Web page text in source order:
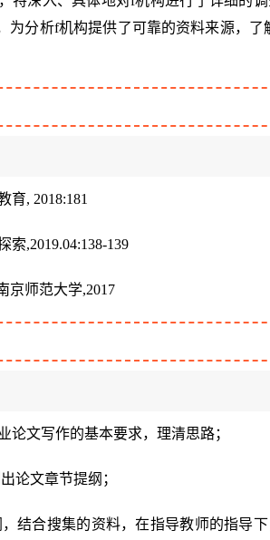
为分析f机构提供了可靠的资料来源，了
育, 2018:181
,2019.04:138-139
京师范大学,2017
文写作的基本要求，理清思路；
论文章节提纲；
结合搜集的资料，在指导教师的指导